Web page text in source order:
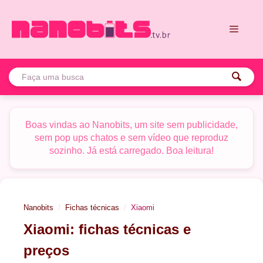
para
Boas vindas ao Nanobits, um site sem publicidade,
sem pop ups chatos e sem vídeo que reproduz
sozinho. Já está carregado. Boa leitura!
Nanobits Fichas técnicas Xiaomi
Xiaomi: fichas técnicas e
preços
Tela:AMOLED 6,83" FHD+, 120 Hz